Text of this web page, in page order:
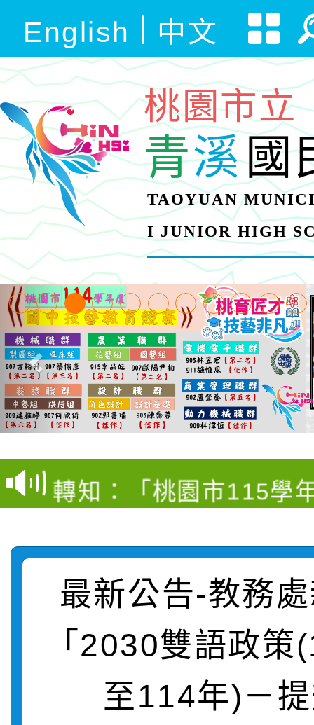
English 中文
桃園市立
青溪國
TAOYUAN
I JUNIOR HIGH
【甄選結果(第4招)】
學年度第1學期第9次代
結果(第4招)
【甄選結果(第12招)】
學年度第1學期第7次代
結果(第12招)
轉知：桃園市115學年
賽及師生本土語及新住
轉知：「桃園市115學
動辦法」
轉知臺中市政府政風處
城市手牽手，綠能透明
畫影片一案
轉知：「115學年度全
劇比賽實施要點」及修
轉知：桃園市115年度
敬師藝文競賽』實施計
【甄選結果(第11招)】
學年度第1學期第7次
【甄選結果(第3招)】
最新公告-教務
「2030雙語政策
至114年)－